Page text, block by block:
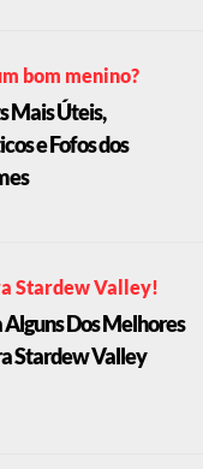
bom menino?
Mais Úteis,
e Fofos dos
Stardew Valley!
Dos Melhores
Stardew Valley